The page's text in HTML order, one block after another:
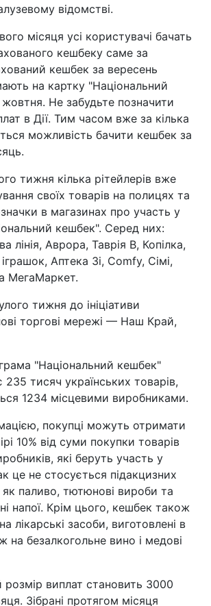
відомстві.
місяця усі користувачі бачать
кешбеку саме за
кешбек за вересень
на картку "Національний
Не забудьте позначити
в Дії. Тим часом вже за кілька
можливість бачити кешбек за
тижня кілька рітейлерів вже
своїх товарів на полицях та
в магазинах про участь у
кешбек". Серед них:
лінія, Аврора, Таврія В, Копілка,
Аптека Зі, Comfy, Сімі,
МегаМаркет.
тижня до ініціативи
торгові мережі — Наш Край,
"Національний кешбек"
тисяч українських товарів,
1234 місцевими виробниками.
покупці можуть отримати
10% від суми покупки товарів
які беруть участь у
це не стосується підакцизних
як паливо, тютюнові вироби та
напої. Крім цього, кешбек також
лікарські засоби, виготовлені в
на безалкогольне вино і медові
виплат становить 3000
Зібрані протягом місяця